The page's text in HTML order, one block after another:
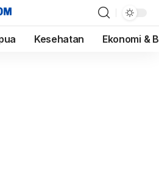
Kesehatan Ekonomi &